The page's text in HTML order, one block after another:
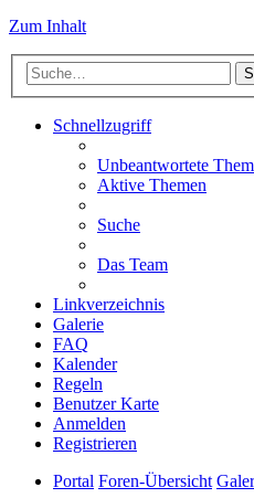
Zum Inhalt
Schnellzugriff
Unbeantwortete
Aktive Themen
Suche
Das Team
Linkverzeichnis
Galerie
FAQ
Kalender
Regeln
Benutzer Karte
Anmelden
Registrieren
Portal Foren-Übersicht